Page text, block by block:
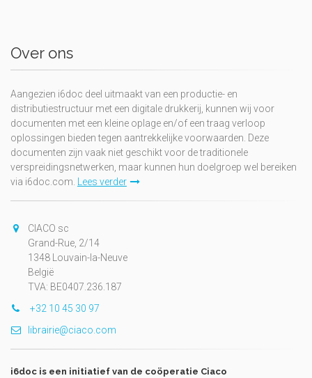
Over ons
Aangezien i6doc deel uitmaakt van een productie- en
distributiestructuur met een digitale drukkerij, kunnen wij voor
documenten met een kleine oplage en/of een traag verloop
oplossingen bieden tegen aantrekkelijke voorwaarden. Deze
documenten zijn vaak niet geschikt voor de traditionele
verspreidingsnetwerken, maar kunnen hun doelgroep wel bereiken
via i6doc.com. Lees verder
CIACO sc
Grand-Rue, 2/14
1348 Louvain-la-Neuve
België
TVA: BE0407.236.187
+32 10 45 30 97
librairie@ciaco.com
i6doc is een initiatief van de coöperatie Ciaco